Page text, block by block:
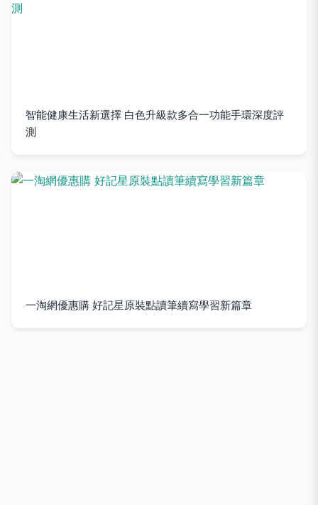
智能健康生活新選擇 白色升級款多合一功能手環深度評
測
一淘網優惠購 好記星原裝點讀筆續寫學習新篇章